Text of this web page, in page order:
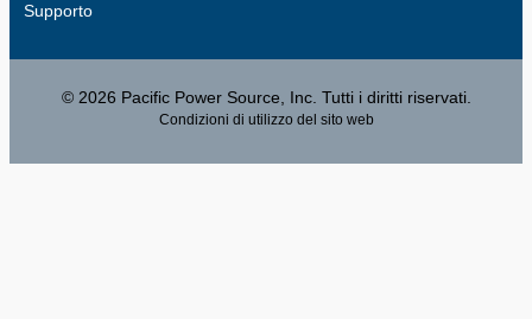
Supporto
© 2026 Pacific Power Source, Inc. Tutti i diritti riservati.
Condizioni di utilizzo del sito web